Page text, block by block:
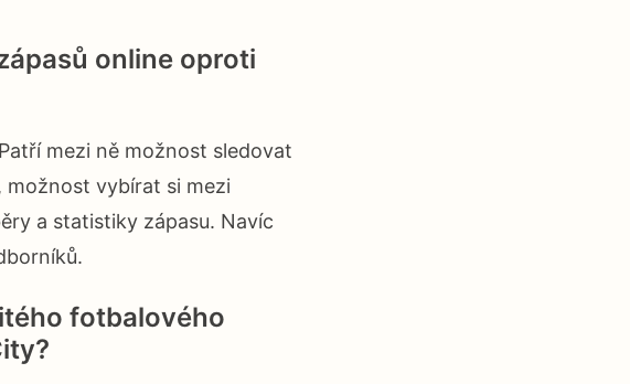
online oproti
mezi ně možnost sledovat
vybírat si mezi
a statistiky zápasu. Navíc
fotbalového